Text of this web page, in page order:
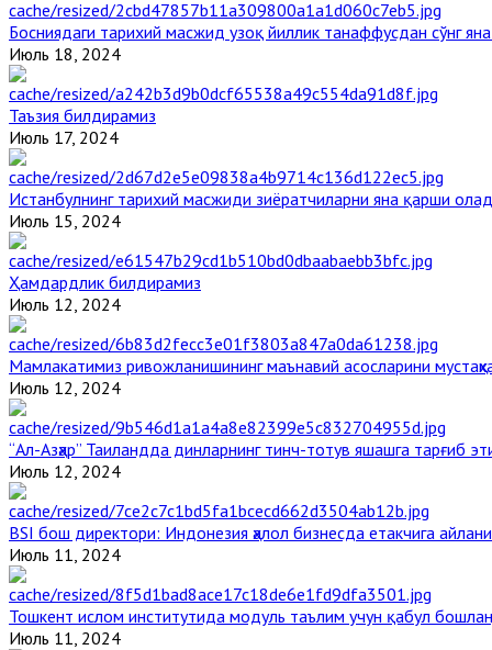
Босниядаги тарихий масжид узоқ йиллик танаффусдан сўнг
Июль 18, 2024
Таъзия билдирамиз
Июль 17, 2024
Истанбулнинг тарихий масжиди зиёратчиларни яна қарши
Июль 15, 2024
Ҳамдардлик билдирамиз
Июль 12, 2024
Мамлакатимиз ривожланишининг маънавий асосларини
Июль 12, 2024
“Ал-Азҳар” Таиландда динларнинг тинч-тотув яшашга тарғиб
Июль 12, 2024
BSI бош директори: Индонезия ҳалол бизнесда етакчига
Июль 11, 2024
Тошкент ислом институтида модуль таълим учун қабул
Июль 11, 2024